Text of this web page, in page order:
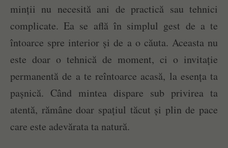
minții nu necesită ani de practică sau tehnici
complicate. Ea se află în simplul gest de a te
întoarce spre interior și de a o căuta. Aceasta nu
este doar o tehnică de moment, ci o invitație
permanentă de a te reîntoarce acasă, la esența ta
pașnică. Când mintea dispare sub privirea ta
atentă, rămâne doar spațiul tăcut și plin de pace
care este adevărata ta natură.